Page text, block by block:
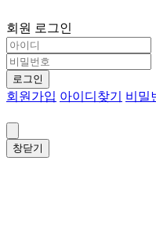
회원 로그인
로그인
회원가입 아이디찾기 비밀
창닫기